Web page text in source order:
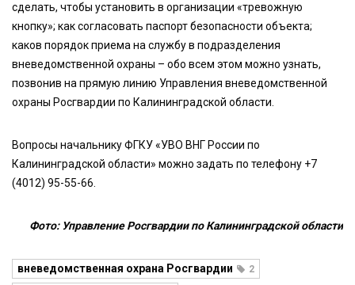
сделать, чтобы установить в организации «тревожную
кнопку»; как согласовать паспорт безопасности объекта;
каков порядок приема на службу в подразделения
вневедомственной охраны – обо всем этом можно узнать,
позвонив на прямую линию Управления вневедомственной
охраны Росгвардии по Калининградской области.
Вопросы начальнику ФГКУ «УВО ВНГ России по
Калининградской области» можно задать по телефону +7
(4012) 95-55-66.
Фото: Управление Росгвардии по Калининградской области
вневедомственная охрана Росгвардии 2